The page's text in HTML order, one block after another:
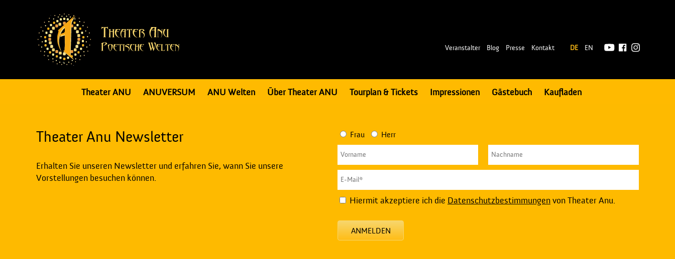
Veranstalter Blog Presse Kontakt DE EN
Theater ANU ANUVERSUM ANU Welten Über Theater ANU Tourplan & Tickets Impressionen Gästebuch Kaufladen
Theater Anu Newsletter
Erhalten Sie unseren Newsletter und erfahren Sie, wann Sie unsere
Vorstellungen besuchen können.
Frau Herr
Hiermit akzeptiere ich die Datenschutzbestimmungenvon Theater Anu.
ANMELDEN